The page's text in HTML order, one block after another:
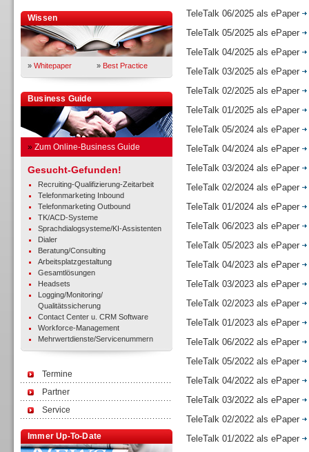
Wissen
» Whitepaper » Best Practice
Business Guide
» Zum Online-Business Guide
Gesucht-Gefunden!
Recruiting-Qualifizierung-Zeitarbeit
Telefonmarketing Inbound
Telefonmarketing Outbound
TK/ACD-Systeme
Sprachdialogsysteme/KI-Assistenten
Dialer
Beratung/Consulting
Arbeitsplatzgestaltung
Gesamtlösungen
Headsets
Logging/Monitoring/
Qualitätssicherung
Contact Center u. CRM Software
Workforce-Management
Mehrwertdienste/Servicenummern
Termine
Partner
Service
Immer Up-To-Date
TeleTalk 06/2025 als ePaper
TeleTalk 05/2025 als ePaper
TeleTalk 04/2025 als ePaper
TeleTalk 03/2025 als ePaper
TeleTalk 02/2025 als ePaper
TeleTalk 01/2025 als ePaper
TeleTalk 05/2024 als ePaper
TeleTalk 04/2024 als ePaper
TeleTalk 03/2024 als ePaper
TeleTalk 02/2024 als ePaper
TeleTalk 01/2024 als ePaper
TeleTalk 06/2023 als ePaper
TeleTalk 05/2023 als ePaper
TeleTalk 04/2023 als ePaper
TeleTalk 03/2023 als ePaper
TeleTalk 02/2023 als ePaper
TeleTalk 01/2023 als ePaper
TeleTalk 06/2022 als ePaper
TeleTalk 05/2022 als ePaper
TeleTalk 04/2022 als ePaper
TeleTalk 03/2022 als ePaper
TeleTalk 02/2022 als ePaper
TeleTalk 01/2022 als ePaper